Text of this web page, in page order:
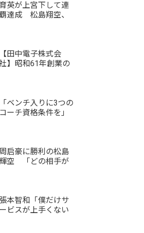
育英が上宮下して連
達成 松島翔空、
子学校対抗＞
【田中電子株式会
】昭和61年創業の
マホアドバイザー
職」募集開始！
「ベンチ入りに3つの
コーチ資格条件を」
バンビの部）福岡県
選会＞
周启豪に勝利の松島
空 「どの相手が
ピオンズ横浜2026＞
張本智和「僕だけサ
ービスが上手くない